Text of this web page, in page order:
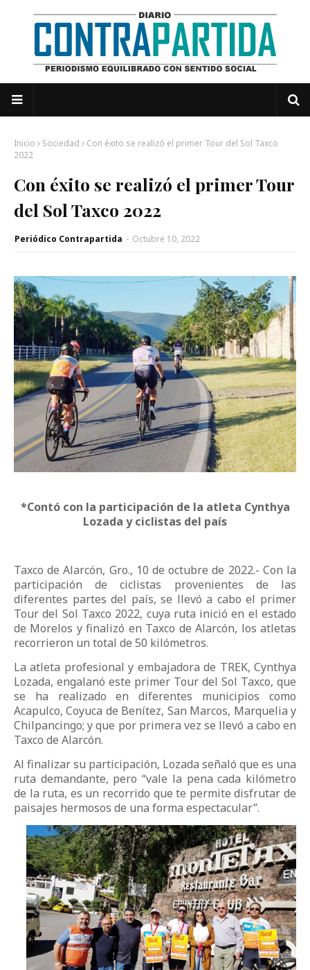
Inicio Sociedad
Con éxito se realizó el primer Tour del Sol Taxco
2022
Con éxito se realizó el primer Tour
del Sol Taxco 2022
Periódico Contrapartida - Octubre 10, 2022
*Contó con la participación de la atleta Cynthya
Lozada y ciclistas del país
Taxco de Alarcón, Gro., 10 de octubre de 2022.- Con la
participación de ciclistas provenientes de las
diferentes partes del país, se llevó a cabo el primer
Tour del Sol Taxco 2022, cuya ruta inició en el estado
de Morelos y finalizó en Taxco de Alarcón, los atletas
recorrieron un total de 50 kilómetros.
La atleta profesional y embajadora de TREK, Cynthya
Lozada, engalanó este primer Tour del Sol Taxco, que
se ha realizado en diferentes municipios como
Acapulco, Coyuca de Benítez, San Marcos, Marquelia y
Chilpancingo; y que por primera vez se llevó a cabo en
Taxco de Alarcón.
Al finalizar su participación, Lozada señaló que es una
ruta demandante, pero “vale la pena cada kilómetro
de la ruta, es un recorrido que te permite disfrutar de
paisajes hermosos de una forma espectacular”.